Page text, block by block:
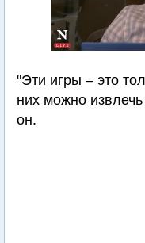
"Эти игры – это
них можно
он.